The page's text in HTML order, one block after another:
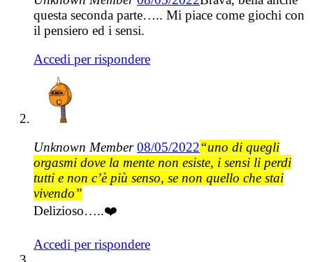
questa seconda parte….. Mi piace come giochi con
il pensiero ed i sensi.
Accedi per rispondere
Unknown Member 08/05/2022“uno di quegli
orgasmi dove la mente non esiste, i sensi li perdi
tutti e non c’è più senso, se non quello che stai
vivendo”
Delizioso…..❤️
Accedi per rispondere